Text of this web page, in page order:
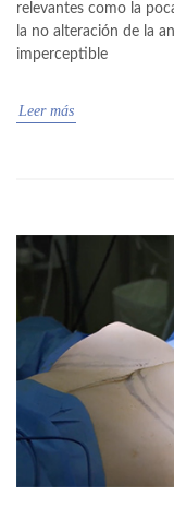
relevantes como la
la no alteración de la
imperceptible
Leer más